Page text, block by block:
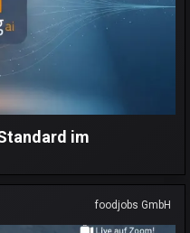
im
foodjobs GmbH